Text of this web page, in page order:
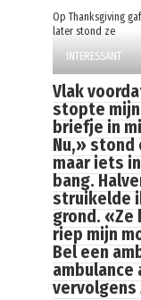
Op Thanksgiving
later stond ze
INTERESSANT
Vlak
stopte mijn
briefje in
Nu,» stond
maar iets
bang.
struikelde
grond. «Ze
riep mijn
Bel een
ambulance
vervolgens